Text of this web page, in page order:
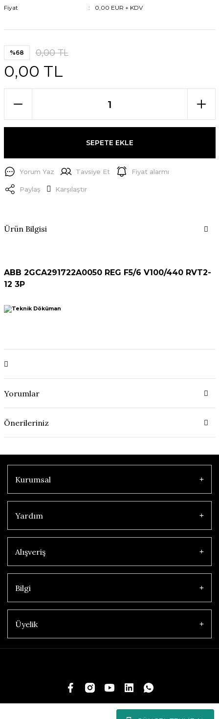
Fiyat
0,00 EUR + KDV
%68 0,00 TL
0,00 TL
SEPETE EKLE
Yorum Yaz Tavsiye Et Fiyat alarmı
Paylaş Karşılaştır
Ürün Bilgisi
ABB 2GCA291722A0050 REG F5/6 V100/440 RVT2-
12 3P
Yorumlar
Önerileriniz
Kurumsal
Yardım
Alışveriş
Bilgi
Üyelik